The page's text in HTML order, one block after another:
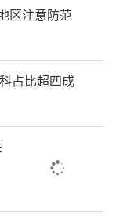
区注意防范
占比超四成